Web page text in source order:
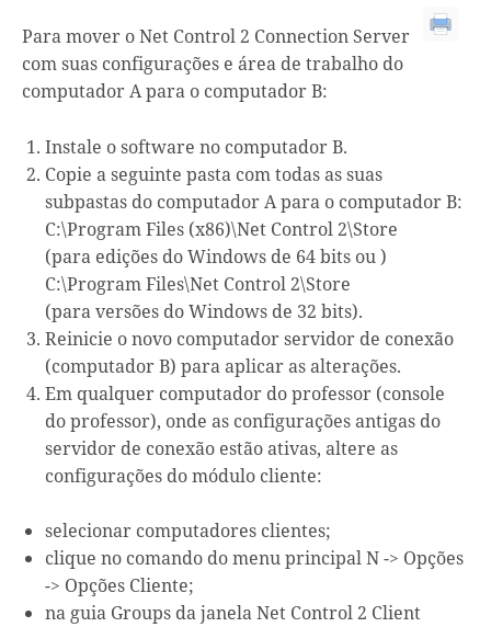
Para mover o Net Control 2 Connection Server
com suas configurações e área de trabalho do
computador A para o computador B:
Instale o software no computador B.
Copie a seguinte pasta com todas as suas
subpastas do computador A para o computador B:
C:\Program Files (x86)\Net Control 2\Store
(para edições do Windows de 64 bits ou )
C:\Program Files\Net Control 2\Store
(para versões do Windows de 32 bits).
Reinicie o novo computador servidor de conexão
(computador B) para aplicar as alterações.
Em qualquer computador do professor (console
do professor), onde as configurações antigas do
servidor de conexão estão ativas, altere as
configurações do módulo cliente:
selecionar computadores clientes;
clique no comando do menu principal N -> Opções
-> Opções Cliente;
na guia Groups da janela Net Control 2 Client